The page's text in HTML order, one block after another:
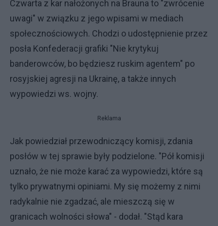
Czwarta z kar nałożonych na Brauna to "zwrócenie
uwagi" w związku z jego wpisami w mediach
społecznościowych. Chodzi o udostępnienie przez
posła Konfederacji grafiki "Nie krytykuj
banderowców, bo będziesz ruskim agentem" po
rosyjskiej agresji na Ukrainę, a także innych
wypowiedzi ws. wojny.
Reklama
Jak powiedział przewodniczący komisji, zdania
posłów w tej sprawie były podzielone. "Pół komisji
uznało, że nie może karać za wypowiedzi, które są
tylko prywatnymi opiniami. My się możemy z nimi
radykalnie nie zgadzać, ale mieszczą się w
granicach wolności słowa" - dodał. "Stąd kara